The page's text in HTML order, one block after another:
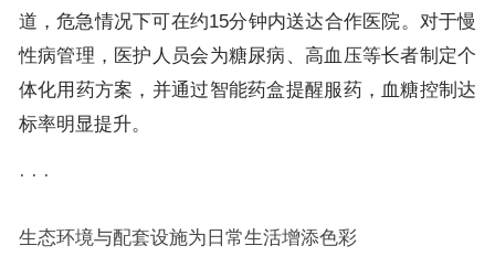
道，危急情况下可在约15分钟内送达合作医院。对于慢
性病管理，医护人员会为糖尿病、高血压等长者制定个
体化用药方案，并通过智能药盒提醒服药，血糖控制达
标率明显提升。
· · ·
生态环境与配套设施为日常生活增添色彩